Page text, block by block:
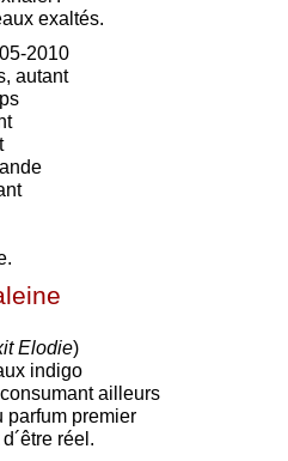
exaltés.
2010
autant
Elodie)
indigo
ailleurs
parfum premier
réel.